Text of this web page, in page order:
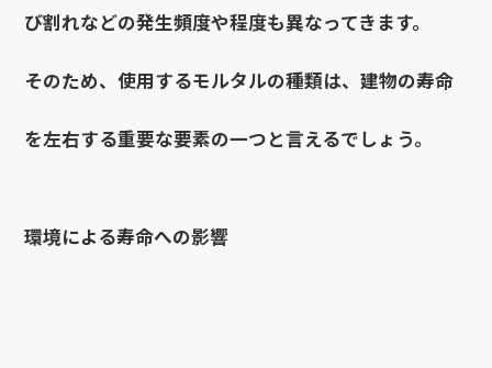
び割れなどの発生頻度や程度も異なってきます。
そのため、使用するモルタルの種類は、建物の寿命
を左右する重要な要素の一つと言えるでしょう。
環境による寿命への影響